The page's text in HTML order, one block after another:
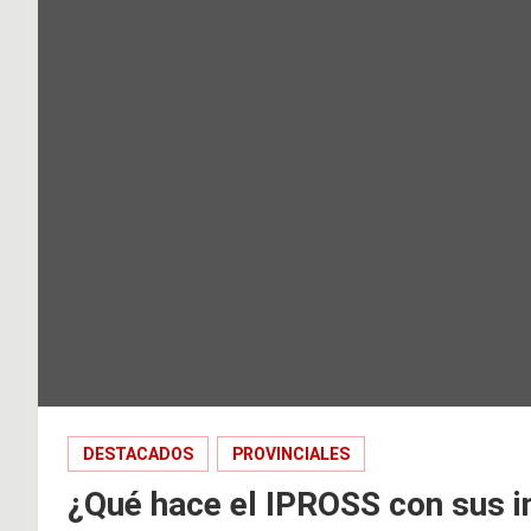
DESTACADOS PROVINCIALES
¿Qué hace el IPROSS con sus